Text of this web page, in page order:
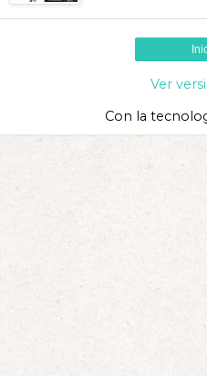
Ver
Con la